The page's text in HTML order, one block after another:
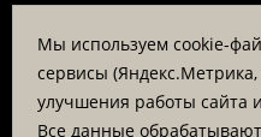
пн-пт 9:00-17:00
Мы используем cookie-
сервисы
улучшения работы сайта
Все данные